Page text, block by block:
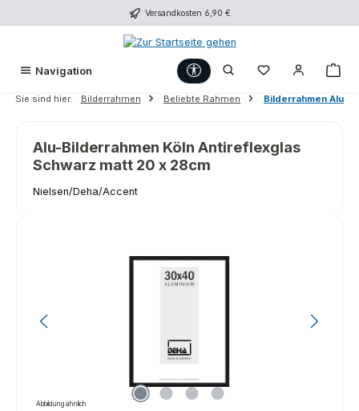
Zum Hauptinhalt springen Versandkosten 6,90 €
Navigation Werkzeugleiste anzeigen
Du hast 0
Sie sind hier: Bilderrahmen Beliebte Rahmen Bilderrahmen Alu
Alu-Bilderrahmen Köln Antireflexglas
Schwarz matt 20 x 28cm
Nielsen/Deha/Accent
Abbildung ähnlich